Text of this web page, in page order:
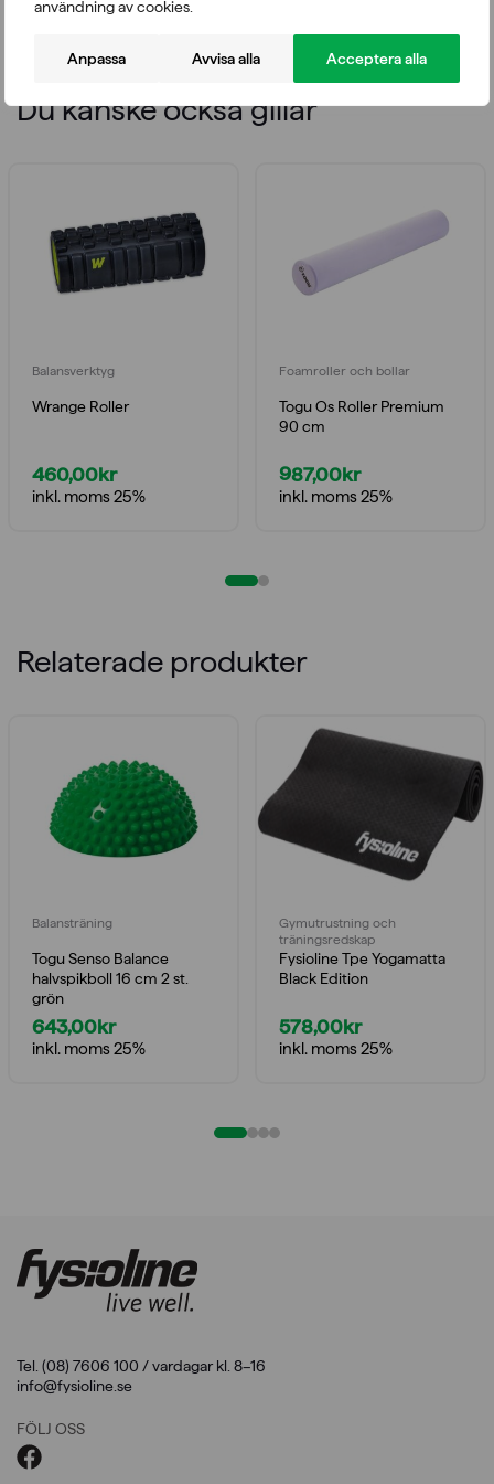
användning av cookies.
Anpassa Avvisa alla Acceptera alla
medföljer.
Du kanske också gillar
Balansverktyg
Wrange Roller
460,00kr
inkl. moms 25%
Foamroller och bollar
Togu Os Roller Premium
90 cm
987,00kr
inkl. moms 25%
Relaterade produkter
Balansträning
Togu Senso Balance
halvspikboll 16 cm 2 st.
grön
643,00kr
inkl. moms 25%
Gymutrustning och
träningsredskap
Fysioline Tpe Yogamatta
Black Edition
578,00kr
inkl. moms 25%
Tel. (08) 7606 100 / vardagar kl. 8–16
info@fysioline.se
FÖLJ OSS